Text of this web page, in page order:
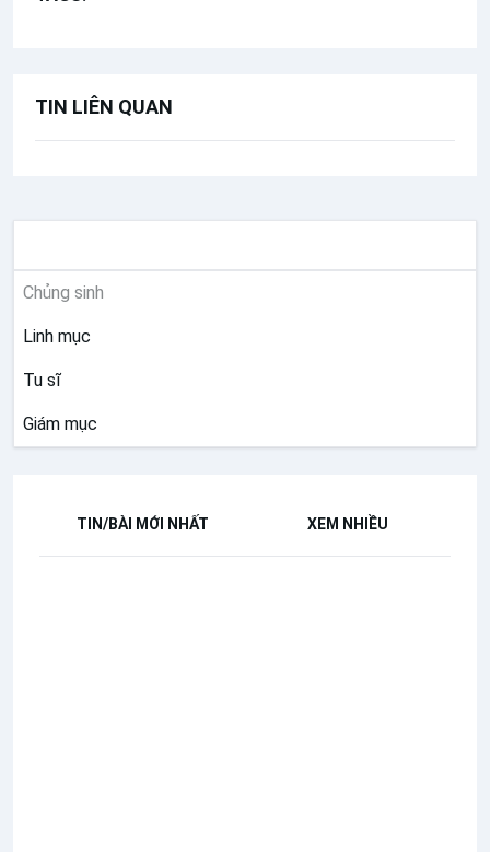
TIN LIÊN QUAN
Chủng sinh
Linh mục
Tu sĩ
Giám mục
TIN/BÀI MỚI NHẤT XEM NHIỀU